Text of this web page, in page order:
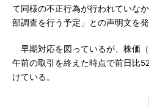
て同様の不正行為が行われていな
部調査を行う予定」との声明文を発
早期対応を図っているが、株価（
午前の取引を終えた時点で前日比
けている。